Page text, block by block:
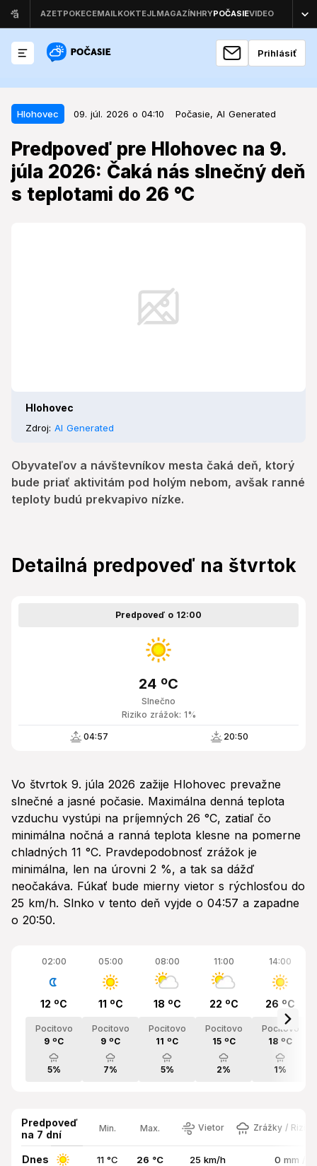
Prihlásiť
Hlohovec 09. júl. 2026 o 04:10 Počasie, AI Generated
Predpoveď pre Hlohovec na 9.
júla 2026: Čaká nás slnečný deň
s teplotami do 26 °C
Hlohovec
Zdroj: AI Generated
Obyvateľov a návštevníkov mesta čaká deň, ktorý
bude priať aktivitám pod holým nebom, avšak ranné
teploty budú prekvapivo nízke.
Hlohovec 09. júl. 2026 o 04:10
Predpoveď pre Hlohovec na 9. júla
2026: Čaká nás slnečný deň s
teplotami do 26 °C
Detailná predpoveď na štvrtok
Predpoveď o 12:00
Slnečno
24 ºC
Riziko zrážok: 1%
04:57 20:50
Vo štvrtok 9. júla 2026 zažije Hlohovec prevažne
slnečné a jasné počasie. Maximálna denná teplota
vzduchu vystúpi na príjemných 26 °C, zatiaľ čo
minimálna nočná a ranná teplota klesne na pomerne
chladných 11 °C. Pravdepodobnosť zrážok je
minimálna, len na úrovni 2 %, a tak sa dážď
neočakáva. Fúkať bude mierny vietor s rýchlosťou do
25 km/h. Slnko v tento deň vyjde o 04:57 a zapadne
o 20:50.
02:00
12 ºC
Pocitovo
9 ºC
5%
05:00
11 ºC
Pocitovo
9 ºC
7%
08:00
18 ºC
Pocitovo
11 ºC
5%
11:00
22 ºC
Pocitovo
15 ºC
2%
14:00
26 ºC
Pocitovo
18 ºC
1%
Predpoveď
na 7 dní
Min. Max. Vietor Zrážky /
Dnes 11 °C 26 °C 25 km/h 0 mm /